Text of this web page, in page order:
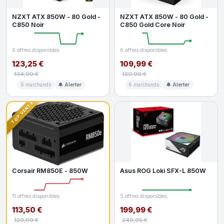
NZXT ATX 850W - 80 Gold -
C850 Noir
6 offres disponibles
123,25 €
134,99 €
6 marchands 🔔 Alerter
NZXT ATX 850W - 80 Gold -
C850 Gold Core Noir
6 offres disponibles
109,99 €
129,99 €
6 marchands 🔔 Alerter
TOP VENTE
Corsair RM850E - 850W
11 offres disponibles
113,50 €
129,99 €
Asus ROG Loki SFX-L 850W
5 offres disponibles
199,99 €
249,95 €